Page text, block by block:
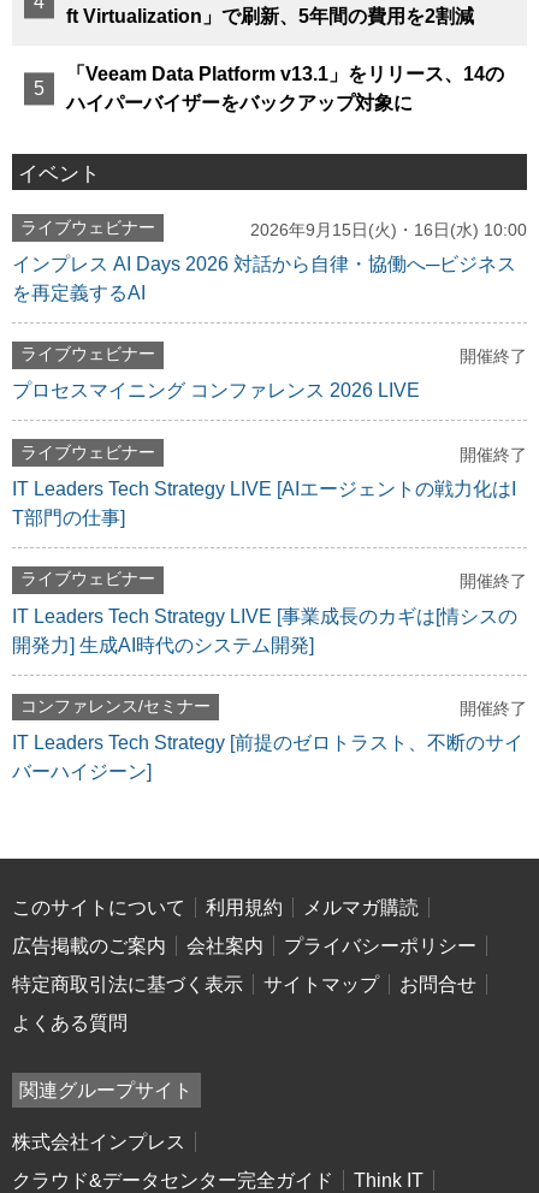
ft Virtualization」で刷新、5年間の費用を2割減
「Veeam Data Platform v13.1」をリリース、14の
ハイパーバイザーをバックアップ対象に
イベント
ライブウェビナー 2026年9月15日(火)・16日(水) 10:00
インプレス AI Days 2026 対話から自律・協働へ─ビジネス
を再定義するAI
ライブウェビナー 開催終了
プロセスマイニング コンファレンス 2026 LIVE
ライブウェビナー 開催終了
IT Leaders Tech Strategy LIVE [AIエージェントの戦力化はI
T部門の仕事]
ライブウェビナー 開催終了
IT Leaders Tech Strategy LIVE [事業成長のカギは[情シスの
開発力] 生成AI時代のシステム開発]
コンファレンス/セミナー 開催終了
IT Leaders Tech Strategy [前提のゼロトラスト、不断のサイ
バーハイジーン]
このサイトについて 利用規約
メルマガ購読
広告掲載のご案内
会社案内
プライバシーポリシー
特定商取引法に基づく表示
サイトマップ
お問合せ
よくある質問
関連グループサイト
株式会社インプレス
クラウド&データセンター完全ガイド
Think IT